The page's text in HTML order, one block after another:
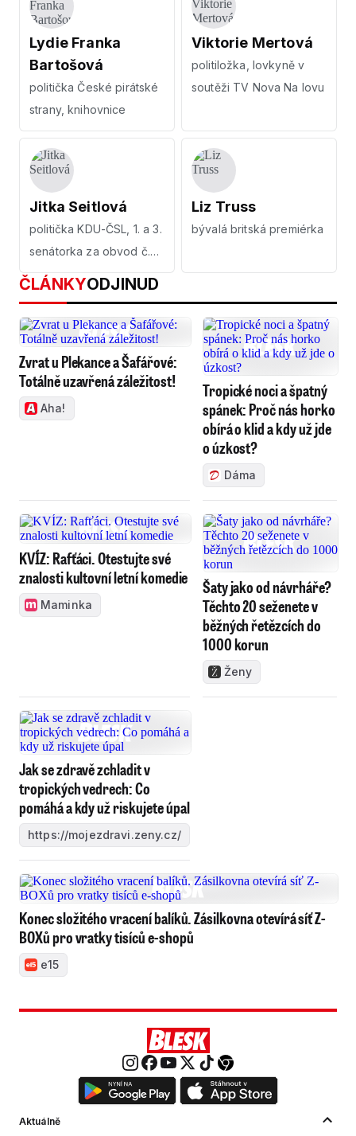
Lydie Franka
Bartošová
politička České pirátské
strany, knihovnice
Viktorie Mertová
politiložka, lovkyně v
soutěži TV Nova Na lovu
Jitka Seitlová
politička KDU-ČSL, 1. a 3.
senátorka za obvod č.
63 - Přerov
Liz Truss
bývalá britská premiérka
ČLÁNKYODJINUD
Zvrat u Plekance a Šafářové:
Totálně uzavřená záležitost!
Aha!
Tropické noci a špatný
spánek: Proč nás horko
obírá o klid a kdy už jde
o úzkost?
Dáma
KVÍZ: Rafťáci. Otestujte své
znalosti kultovní letní komedie
Maminka
Šaty jako od návrháře?
Těchto 20 seženete v
běžných řetězcích do
1000 korun
Ženy
Jak se zdravě zchladit v
tropických vedrech: Co
pomáhá a kdy už riskujete úpal
https://mojezdravi.zeny.cz/
Konec složitého vracení balíků. Zásilkovna otevírá síť Z-
BOXů pro vratky tisíců e-shopů
e15
Aktuálně